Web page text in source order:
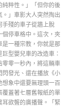
粹性。」「但你的後
」車影大人突然掏出
殘的車子從牆上脫
停車格中。這次，夾
一種宗教，你就是那
型嬰兒車的改造車：
零零一秒內，將這輛車
發光、還在播放《小
象中還要無理頭一百
蓋著七層舊報紙的單
欲聾的廣播聲。「緊